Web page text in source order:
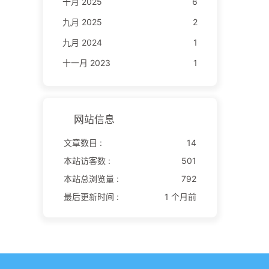
九月 2025
2
九月 2024
1
十一月 2023
1
网站信息
文章数目 :
14
本站访客数 :
501
本站总浏览量 :
792
最后更新时间 :
1 个月前